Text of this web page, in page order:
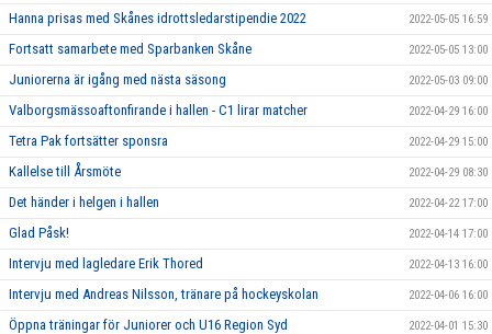
Hanna prisas med Skånes idrottsledarstipendie 2022 2022-05-05 16:59
Fortsatt samarbete med Sparbanken Skåne 2022-05-05 13:00
Juniorerna är igång med nästa säsong 2022-05-03 09:00
Valborgsmässoaftonfirande i hallen - C1 lirar matcher 2022-04-29 16:00
Tetra Pak fortsätter sponsra 2022-04-29 15:00
Kallelse till Årsmöte 2022-04-29 08:30
Det händer i helgen i hallen 2022-04-22 17:00
Glad Påsk! 2022-04-14 17:00
Intervju med lagledare Erik Thored 2022-04-13 16:00
Intervju med Andreas Nilsson, tränare på hockeyskolan 2022-04-06 16:00
Öppna träningar för Juniorer och U16 Region Syd 2022-04-01 15:30